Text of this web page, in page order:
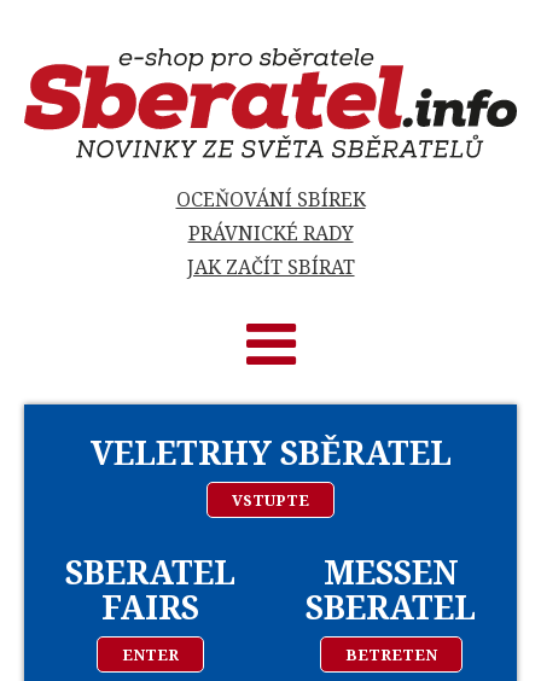
OCEŇOVÁNÍ SBÍREK
PRÁVNICKÉ RADY
JAK ZAČÍT SBÍRAT
VELETRHY SBĚRATEL
VSTUPTE
SBERATEL
FAIRS
ENTER
MESSEN
SBERATEL
BETRETEN